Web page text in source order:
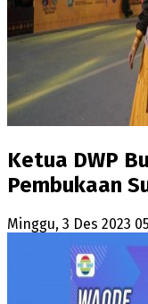
Ketua DWP
Pembukaan
Minggu, 3 Des 2023